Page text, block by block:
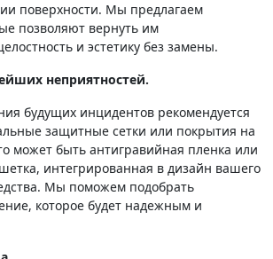
поверхности. Мы предлагаем
позволяют вернуть им
и эстетику без замены.
неприятностей.
будущих инцидентов рекомендуется
защитные сетки или покрытия на
может быть антигравийная пленка или
интегрированная в дизайн вашего
Мы поможем подобрать
которое будет надежным и